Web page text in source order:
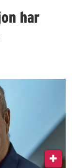
har